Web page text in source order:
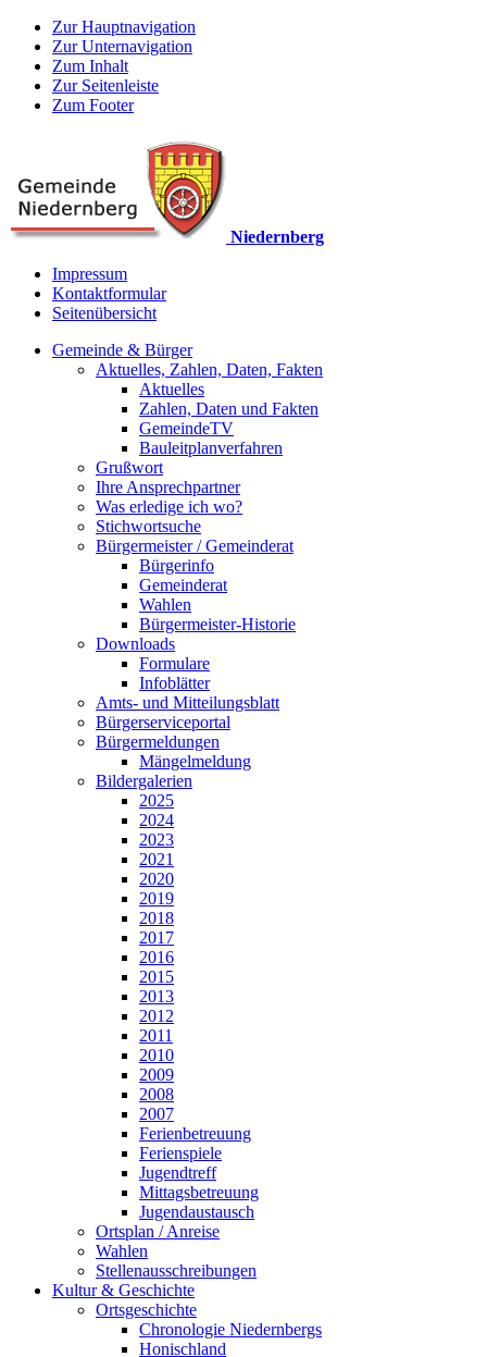
Zur Hauptnavigation
Zur Unternavigation
Zum Inhalt
Zur Seitenleiste
Zum Footer
Niedernberg
Impressum
Kontaktformular
Seitenübersicht
Gemeinde & Bürger
Aktuelles, Zahlen, Daten, Fakten
Aktuelles
Zahlen, Daten und Fakten
GemeindeTV
Bauleitplanverfahren
Grußwort
Ihre Ansprechpartner
Was erledige ich wo?
Stichwortsuche
Bürgermeister / Gemeinderat
Bürgerinfo
Gemeinderat
Wahlen
Bürgermeister-Historie
Downloads
Formulare
Infoblätter
Amts- und Mitteilungsblatt
Bürgerserviceportal
Bürgermeldungen
Mängelmeldung
Bildergalerien
2025
2024
2023
2021
2020
2019
2018
2017
2016
2015
2013
2012
2011
2010
2009
2008
2007
Ferienbetreuung
Ferienspiele
Jugendtreff
Mittagsbetreuung
Jugendaustausch
Ortsplan / Anreise
Wahlen
Stellenausschreibungen
Kultur & Geschichte
Ortsgeschichte
Chronologie Niedernbergs
Honischland